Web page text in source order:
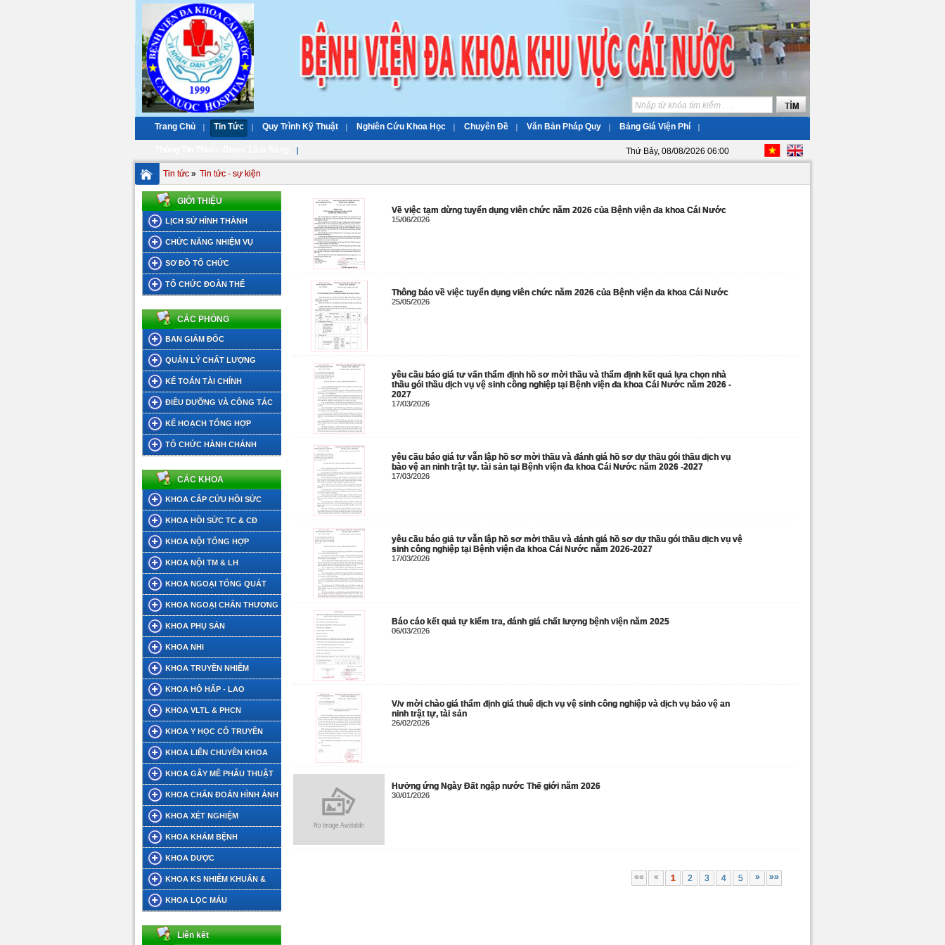
Trang Chủ Tin Tức Quy Trình Kỹ Thuật Nghiên Cứu Khoa Học Chuyên Đề Văn Bản Pháp Quy Bảng Giá Viện Phí
Thứ Bảy, 08/08/2026 06:00
Tin tức » Tin tức - sự kiện
GIỚI THIỆU
LỊCH SỬ HÌNH THÀNH
CHỨC NĂNG NHIỆM VỤ
SƠ ĐỒ TỔ CHỨC
TỔ CHỨC ĐOÀN THỂ
CÁC PHÒNG
BAN GIÁM ĐỐC
QUẢN LÝ CHẤT LƯỢNG
KẾ TOÁN TÀI CHÍNH
ĐIỀU DƯỠNG VÀ CÔNG TÁC
XÃ HỘI
KẾ HOẠCH TỔNG HỢP
TỔ CHỨC HÀNH CHÁNH
CÁC KHOA
KHOA CẤP CỨU HỒI SỨC
KHOA HỒI SỨC TC & CĐ
KHOA NỘI TỔNG HỢP
KHOA NỘI TM & LH
KHOA NGOẠI TỔNG QUÁT
KHOA NGOẠI CHẤN THƯƠNG
KHOA PHỤ SẢN
KHOA NHI
KHOA TRUYỀN NHIỄM
KHOA HÔ HẤP - LAO
KHOA VLTL & PHCN
KHOA Y HỌC CỔ TRUYỀN
KHOA LIÊN CHUYÊN KHOA
KHOA GÂY MÊ PHẨU THUẬT
KHOA CHẨN ĐOÁN HÌNH ẢNH
KHOA XÉT NGHIỆM
KHOA KHÁM BỆNH
KHOA DƯỢC
KHOA KS NHIỄM KHUẨN &
DINH DƯỠNG TIẾT CHẾ
KHOA LỌC MÁU
Liên kết
Về việc tạm dừng tuyển dụng viên chức năm 2026 của Bệnh viện đa khoa Cái Nước
15/06/2026
Thông báo về việc tuyển dụng viên chức năm 2026 của Bệnh viện đa khoa Cái Nước
25/05/2026
yêu cầu báo giá tư vấn thẩm định hồ sơ mời thầu và thẩm định kết quả lựa chọn nhà
thầu gói thầu dịch vụ vệ sinh công nghiệp tại Bệnh viện đa khoa Cái Nước năm 2026 -
2027
17/03/2026
yêu cầu báo giá tư vẫn lập hồ sơ mời thầu và đánh giá hồ sơ dự thầu gói thầu dịch vụ
bào vệ an ninh trật tự. tài sản tại Bệnh viện đa khoa Cái Nước năm 2026 -2027
17/03/2026
yêu cầu báo giả tư vẫn lập hồ sơ mời thầu và đánh giá hồ sơ dự thầu gói thầu dịch vụ vệ
sinh công nghiệp tại Bệnh viện đa khoa Cái Nước năm 2026-2027
17/03/2026
Báo cáo kết quả tự kiểm tra, đánh giá chất lượng bệnh viện năm 2025
06/03/2026
V/v mời chào giá thẩm định giá thuê dịch vụ vệ sinh công nghiệp và dịch vụ bảo vệ an
ninh trật tự, tài sản
26/02/2026
Hưởng ứng Ngày Đất ngập nước Thế giới năm 2026
30/01/2026
«« « 1 2 3 4 5 » »»